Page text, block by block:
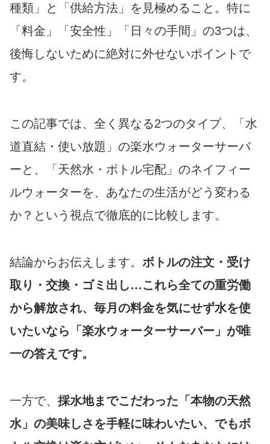
種類」と「供給方法」を見極めること。特に
「料金」「安全性」「日々の手間」の3つは、
後悔しないために絶対に外せないポイントで
す。
この記事では、全く異なる2つのタイプ、「水
道直結・使い放題」の楽水ウォーターサーバ
ーと、「天然水・ボトル宅配」のネイフィー
ルウォーターを、あなたの生活がどう変わる
か？という視点で徹底的に比較します。
結論からお伝えします。 ボトルの注文・受け
取り・交換・ゴミ出し…これら全ての重労働
から解放され、毎月の料金を気にせず水を使
いたいなら「楽水ウォーターサーバー」が唯
一の答えです。
一方で、 採水地までこだわった「本物の天然
水」の美味しさを手軽に味わいたい、でもボ